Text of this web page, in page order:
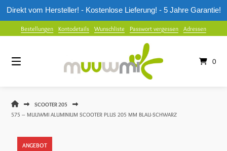
Direkt vom Hersteller! - Kostenlose Lieferung! - 5 Jahre Garantie!
zum
Bestellungen Kontodetails Wunschliste Passwort vergessen Adressen
0
MUUWMI
SHOP
SCOOTER 205
575 – MUUWMI ALUMINIUM SCOOTER PLUS 205 MM BLAU-SCHWARZ
ANGEBOT